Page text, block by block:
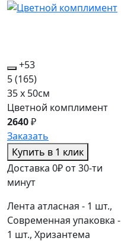
+53
5(165)
35 x 50см
Цветной комплимент
2640₽
Заказать
Купить в 1 клик
Доставка 0₽ от 30-ти
минут
Лента атласная - 1 шт.,
Современная упаковка -
1 шт., Хризантема